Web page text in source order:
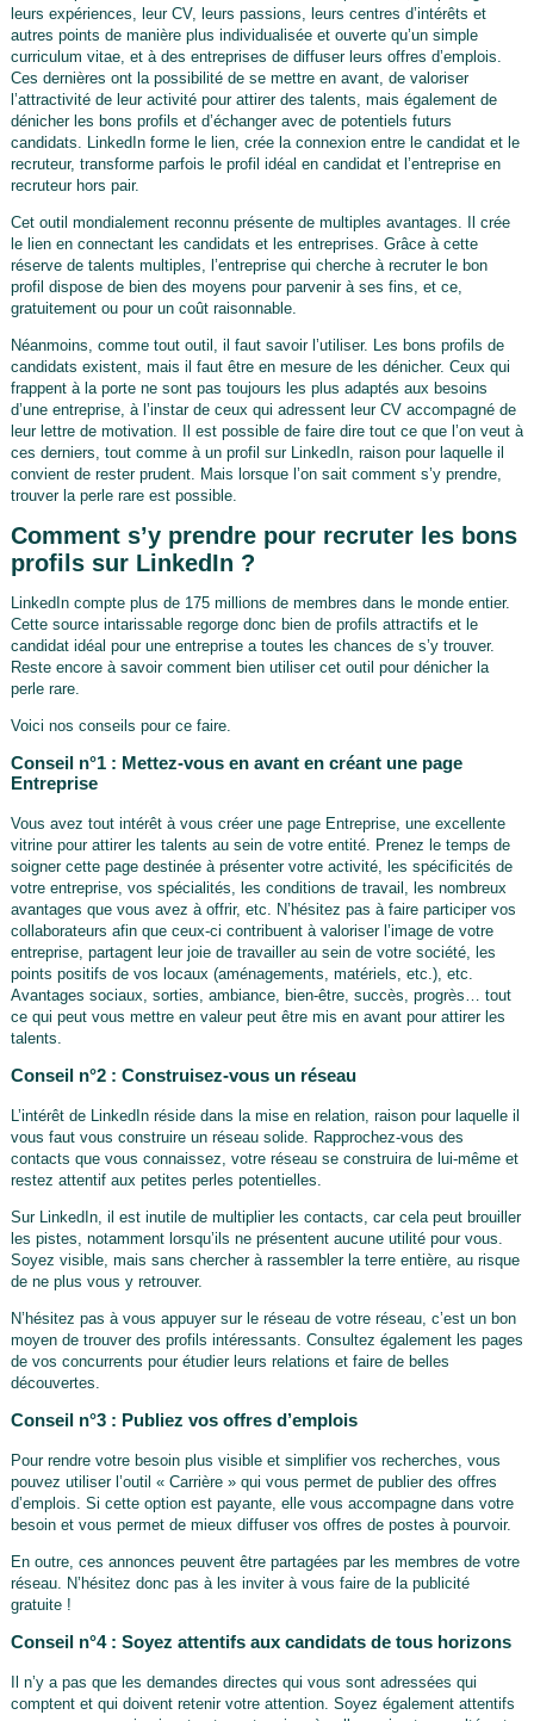
leurs expériences, leur CV, leurs passions, leurs centres d’intérêts et
autres points de manière plus individualisée et ouverte qu’un simple
curriculum vitae, et à des entreprises de diffuser leurs offres d’emplois.
Ces dernières ont la possibilité de se mettre en avant, de valoriser
l’attractivité de leur activité pour attirer des talents, mais également de
dénicher les bons profils et d’échanger avec de potentiels futurs
candidats. LinkedIn forme le lien, crée la connexion entre le candidat et le
recruteur, transforme parfois le profil idéal en candidat et l’entreprise en
recruteur hors pair.
Cet outil mondialement reconnu présente de multiples avantages. Il crée
le lien en connectant les candidats et les entreprises. Grâce à cette
réserve de talents multiples, l’entreprise qui cherche à recruter le bon
profil dispose de bien des moyens pour parvenir à ses fins, et ce,
gratuitement ou pour un coût raisonnable.
Néanmoins, comme tout outil, il faut savoir l’utiliser. Les bons profils de
candidats existent, mais il faut être en mesure de les dénicher. Ceux qui
frappent à la porte ne sont pas toujours les plus adaptés aux besoins
d’une entreprise, à l’instar de ceux qui adressent leur CV accompagné de
leur lettre de motivation. Il est possible de faire dire tout ce que l’on veut à
ces derniers, tout comme à un profil sur LinkedIn, raison pour laquelle il
convient de rester prudent. Mais lorsque l’on sait comment s’y prendre,
trouver la perle rare est possible.
Comment s’y prendre pour recruter les bons
profils sur LinkedIn ?
LinkedIn compte plus de 175 millions de membres dans le monde entier.
Cette source intarissable regorge donc bien de profils attractifs et le
candidat idéal pour une entreprise a toutes les chances de s’y trouver.
Reste encore à savoir comment bien utiliser cet outil pour dénicher la
perle rare.
Voici nos conseils pour ce faire.
Conseil n°1 : Mettez-vous en avant en créant une page
Entreprise
Vous avez tout intérêt à vous créer une page Entreprise, une excellente
vitrine pour attirer les talents au sein de votre entité. Prenez le temps de
soigner cette page destinée à présenter votre activité, les spécificités de
votre entreprise, vos spécialités, les conditions de travail, les nombreux
avantages que vous avez à offrir, etc. N’hésitez pas à faire participer vos
collaborateurs afin que ceux-ci contribuent à valoriser l’image de votre
entreprise, partagent leur joie de travailler au sein de votre société, les
points positifs de vos locaux (aménagements, matériels, etc.), etc.
Avantages sociaux, sorties, ambiance, bien-être, succès, progrès… tout
ce qui peut vous mettre en valeur peut être mis en avant pour attirer les
talents.
Conseil n°2 : Construisez-vous un réseau
L’intérêt de LinkedIn réside dans la mise en relation, raison pour laquelle il
vous faut vous construire un réseau solide. Rapprochez-vous des
contacts que vous connaissez, votre réseau se construira de lui-même et
restez attentif aux petites perles potentielles.
Sur LinkedIn, il est inutile de multiplier les contacts, car cela peut brouiller
les pistes, notamment lorsqu’ils ne présentent aucune utilité pour vous.
Soyez visible, mais sans chercher à rassembler la terre entière, au risque
de ne plus vous y retrouver.
N’hésitez pas à vous appuyer sur le réseau de votre réseau, c’est un bon
moyen de trouver des profils intéressants. Consultez également les pages
de vos concurrents pour étudier leurs relations et faire de belles
découvertes.
Conseil n°3 : Publiez vos offres d’emplois
Pour rendre votre besoin plus visible et simplifier vos recherches, vous
pouvez utiliser l’outil « Carrière » qui vous permet de publier des offres
d’emplois. Si cette option est payante, elle vous accompagne dans votre
besoin et vous permet de mieux diffuser vos offres de postes à pourvoir.
En outre, ces annonces peuvent être partagées par les membres de votre
réseau. N’hésitez donc pas à les inviter à vous faire de la publicité
gratuite !
Conseil n°4 : Soyez attentifs aux candidats de tous horizons
Il n’y a pas que les demandes directes qui vous sont adressées qui
comptent et qui doivent retenir votre attention. Soyez également attentifs